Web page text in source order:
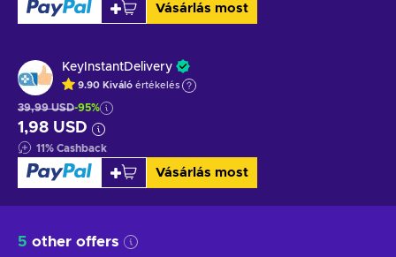
Vásárlás most
KeyInstantDelivery
9.90 Kiváló értékelés
39,99 USD-95%
1,98 USD
11% Cashback
Vásárlás most
5 other offers